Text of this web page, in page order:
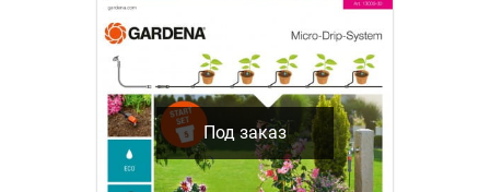
Под заказ